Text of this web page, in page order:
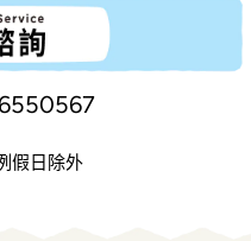
假日除外